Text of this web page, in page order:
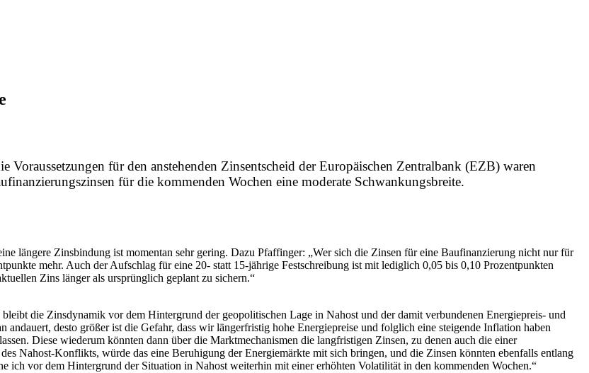
für den anstehenden Zinsentscheid der Europäischen Zentralbank (EZB) waren
für die kommenden Wochen eine moderate Schwankungsbreite.
längere Zinsbindung ist momentan sehr gering. Dazu Pfaffinger: „Wer sich die Zinsen für eine Baufinanzierung nicht nur für
mehr. Auch der Aufschlag für eine 20- statt 15-jährige Festschreibung ist mit lediglich 0,05 bis 0,10 Prozentpunkten
Zins länger als ursprünglich geplant zu sichern.“
die Zinsdynamik vor dem Hintergrund der geopolitischen Lage in Nahost und der damit verbundenen Energiepreis- und
desto größer ist die Gefahr, dass wir längerfristig hohe Energiepreise und folglich eine steigende Inflation haben
Diese wiederum könnten dann über die Marktmechanismen die langfristigen Zinsen, zu denen auch die einer
Nahost-Konflikts, würde das eine Beruhigung der Energiemärkte mit sich bringen, und die Zinsen könnten ebenfalls entlang
vor dem Hintergrund der Situation in Nahost weiterhin mit einer erhöhten Volatilität in den kommenden Wochen.“